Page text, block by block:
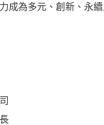
成為多元、創新、永